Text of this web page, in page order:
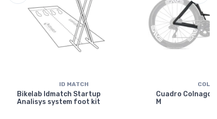
ID MATCH
Bikelab Idmatch Startup
Analisys system foot kit
Cuadro Colnago
M